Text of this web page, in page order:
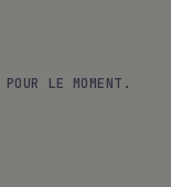
LE MOMENT.